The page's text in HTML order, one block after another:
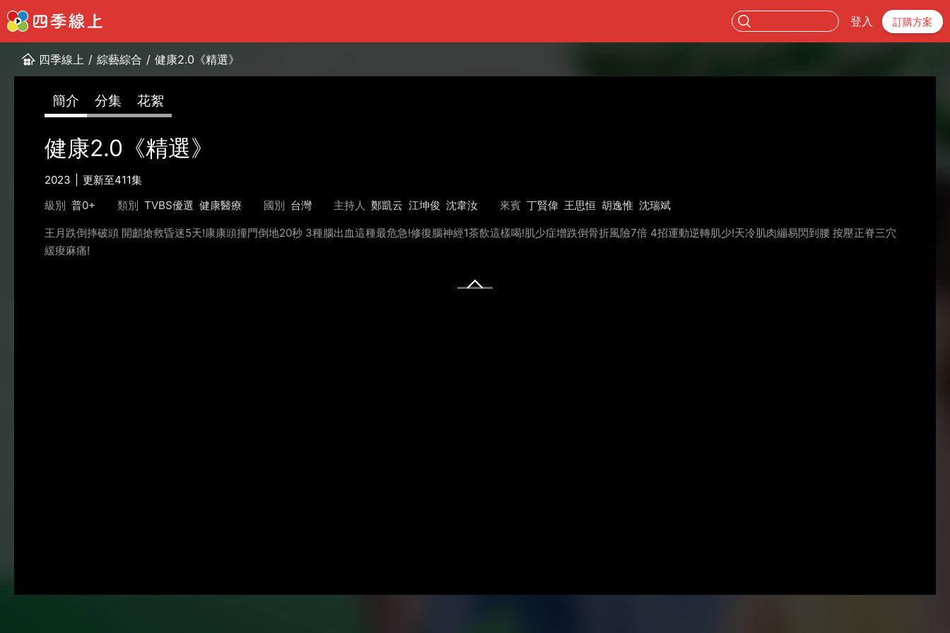
登入 訂購方案
四季線上 / 綜藝綜合 / 健康2.0《精選》
簡介 分集 花絮
健康2.0《精選》
2023
更新至411集
級別 普0+ 類別 TVBS優選 健康醫療 國別 台灣 主持人 鄭凱云 江坤俊 沈韋汝 來賓 丁賢偉 王思恒 胡逸惟 沈瑞斌
王月跌倒摔破頭 開顱搶救昏迷5天!康康頭撞門倒地20秒 3種腦出血這種最危急!修復腦神經1茶飲這樣喝!肌少症增跌倒骨折風險7倍 4招運動逆轉肌少!天冷肌肉繃易閃到腰 按壓正脊三穴
緩痠麻痛!